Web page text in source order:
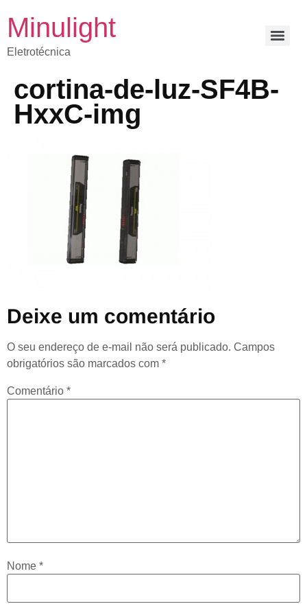
Minulight
Eletrotécnica
cortina-de-luz-SF4B-
HxxC-img
Deixe um comentário
O seu endereço de e-mail não será publicado. Campos
obrigatórios são marcados com *
Comentário *
Nome *